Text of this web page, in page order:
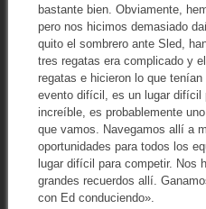
bastante bien. Obviamente,
pero nos hicimos demasiado
quito el sombrero ante Sled,
tres regatas era complicado y
regatas e hicieron lo que
evento difícil, es un lugar difícil
increíble, es probablemente
que vamos. Navegamos allí a
oportunidades para todos los
lugar difícil para competir. Nos
grandes recuerdos allí.
con Ed conduciendo».